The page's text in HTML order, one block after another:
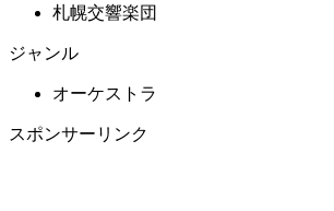
札幌交響楽団
ジャンル
オーケストラ
スポンサーリンク